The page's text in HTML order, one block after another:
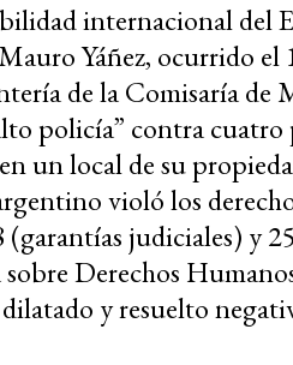
internacional del
Yáñez, ocurrido el
de la Comisaría de
policía” contra cuatro
un local de su
violó los
(garantías judiciales) y
Derechos
y resuelto